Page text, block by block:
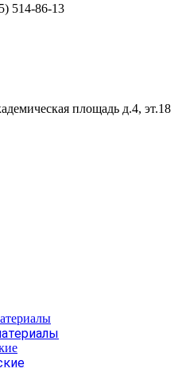
514-86-13
площадь д.4, эт.18